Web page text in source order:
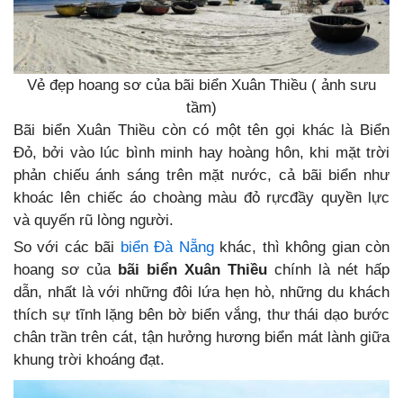
Vẻ đẹp hoang sơ của bãi biển Xuân Thiều ( ảnh sưu
tầm)
Bãi biển Xuân Thiều còn có một tên gọi khác là Biển
Đỏ, bởi vào lúc bình minh hay hoàng hôn, khi mặt trời
phản chiếu ánh sáng trên mặt nước, cả bãi biển như
khoác lên chiếc áo choàng màu đỏ rựcđầy quyền lực
và quyến rũ lòng người.
So với các bãi biển Đà Nẵngkhác, thì không gian còn
hoang sơ của bãi biển Xuân Thiều chính là nét hấp
dẫn, nhất là với những đôi lứa hẹn hò, những du khách
thích sự tĩnh lặng bên bờ biển vắng, thư thái dạo bước
chân trần trên cát, tận hưởng hương biển mát lành giữa
khung trời khoáng đạt.